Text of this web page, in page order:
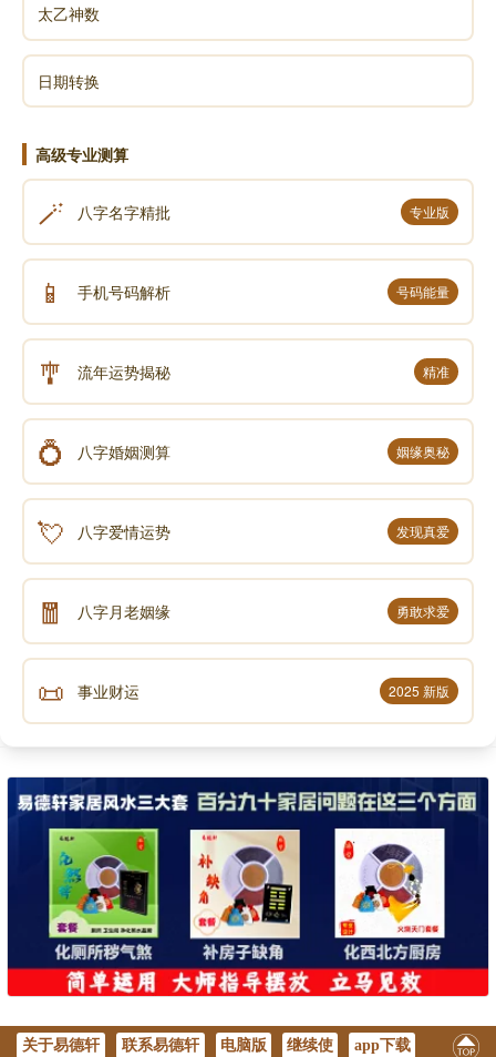
太乙神数
日期转换
高级专业测算
🪄 八字名字精批 专业版
📱 手机号码解析 号码能量
🎐 流年运势揭秘 精准
💍 八字婚姻测算 姻缘奥秘
💘 八字爱情运势 发现真爱
🧧 八字月老姻缘 勇敢求爱
📜 事业财运 2025 新版
关于易德轩 联系易德轩 电脑版 继续使 app下载